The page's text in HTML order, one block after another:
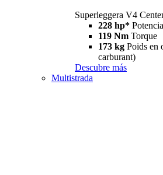
Superleggera V4
228 hp* Potencia
119 Nm Torque
173 kg Poids en
carburant)
Descubre más
Multistrada